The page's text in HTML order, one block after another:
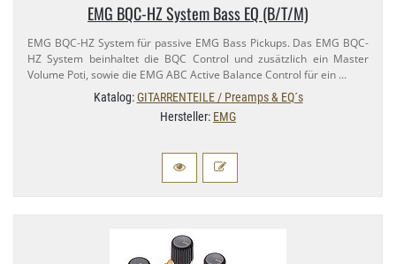
EMG BQC-​HZ System Bass EQ (B/​T/M)
EMG BQC-​HZ System für passive EMG Bass Pickups. Das EMG BQC-​
HZ System beinhaltet die BQC Control und zusätzlich ein Master
Volume Poti, sowie die EMG ABC Active Balance Control für ein …
Katalog:GITARRENTEILE / Preamps & EQ´s
Hersteller: EMG